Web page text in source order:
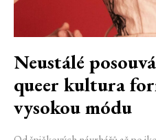
Neustálé
queer kultura
vysokou módu